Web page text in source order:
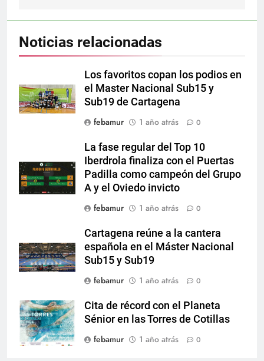
Noticias relacionadas
Los favoritos copan los podios en
el Master Nacional Sub15 y
Sub19 de Cartagena
febamur
1 año atrás 0
La fase regular del Top 10
Iberdrola finaliza con el Puertas
Padilla como campeón del Grupo
A y el Oviedo invicto
febamur
1 año atrás 0
Cartagena reúne a la cantera
española en el Máster Nacional
Sub15 y Sub19
febamur
1 año atrás 0
Cita de récord con el Planeta
Sénior en las Torres de Cotillas
febamur
1 año atrás 0